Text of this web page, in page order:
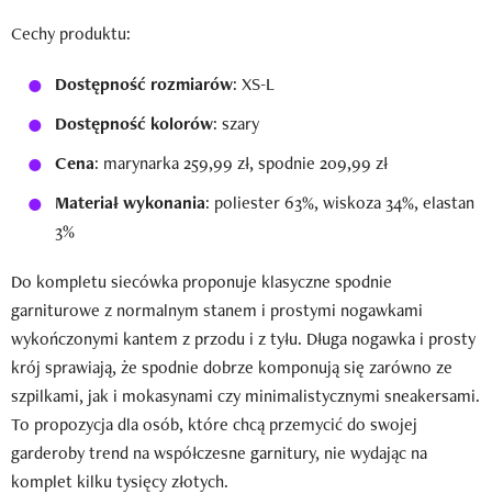
Cechy produktu:
Dostępność rozmiarów: XS-L
Dostępność kolorów: szary
Cena: marynarka 259,99 zł, spodnie 209,99 zł
Materiał wykonania: poliester 63%, wiskoza 34%, elastan
3%
Do kompletu siecówka proponuje klasyczne spodnie
garniturowe z normalnym stanem i prostymi nogawkami
wykończonymi kantem z przodu i z tyłu. Długa nogawka i prosty
krój sprawiają, że spodnie dobrze komponują się zarówno ze
szpilkami, jak i mokasynami czy minimalistycznymi sneakersami.
To propozycja dla osób, które chcą przemycić do swojej
garderoby trend na współczesne garnitury, nie wydając na
komplet kilku tysięcy złotych.